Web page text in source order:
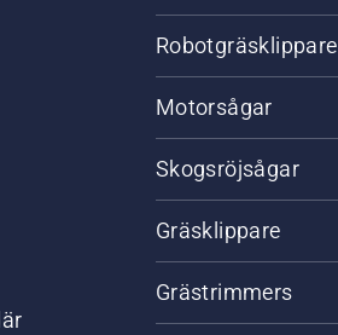
Robotgräsklippare
Motorsågar
Skogsröjsågar
Gräsklippare
Grästrimmers